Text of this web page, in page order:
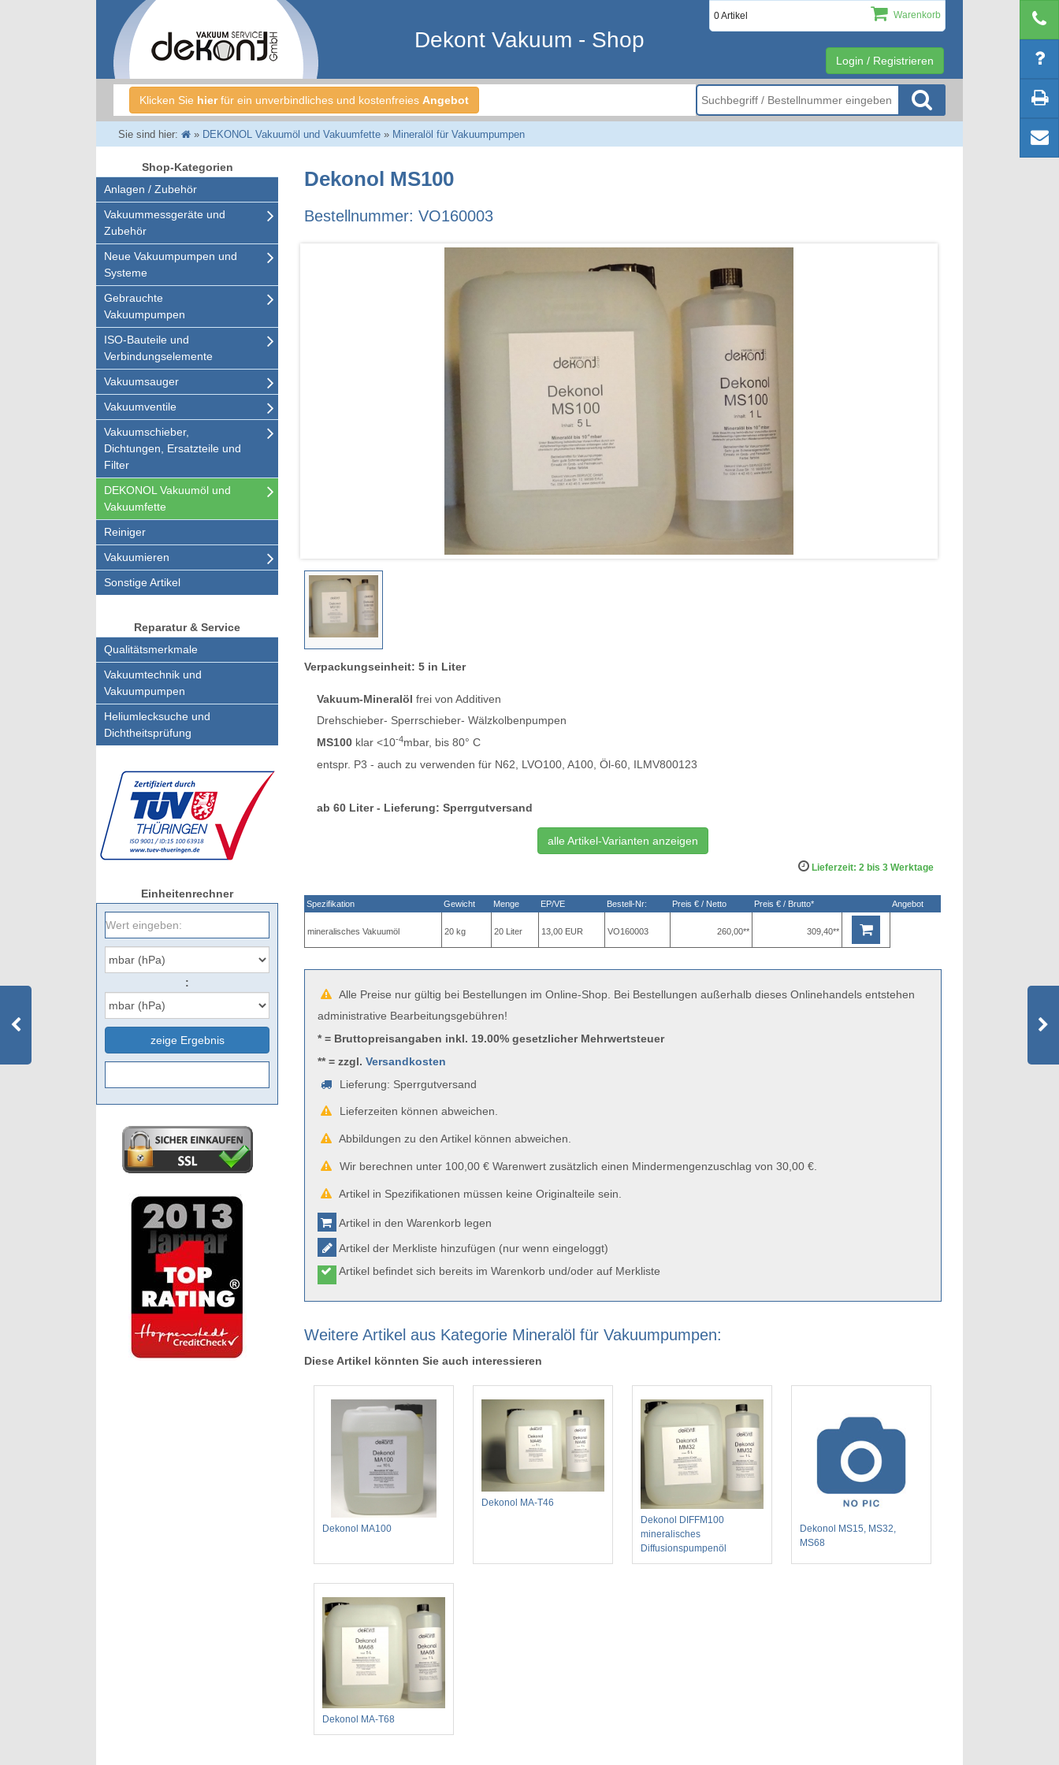
Login / Registrieren
0 Artikel Warenkorb
Dekont Vakuum - Shop
Klicken Sie hierfür ein unverbindliches und kostenfreies Angebot
Sie sind hier: » DEKONOL Vakuumöl und Vakuumfette» Mineralöl für Vakuumpumpen
Shop-Kategorien
Anlagen / Zubehör
Vakuummessgeräte und
Zubehör
Neue Vakuumpumpen und
Systeme
Gebrauchte
Vakuumpumpen
ISO-Bauteile und
Verbindungselemente
Vakuumsauger
Vakuumventile
Vakuumschieber,
Dichtungen, Ersatzteile und
Filter
DEKONOL Vakuumöl und
Vakuumfette
Reiniger
Vakuumieren
Sonstige Artikel
Reparatur & Service
Qualitätsmerkmale
Vakuumtechnik und
Vakuumpumpen
Heliumlecksuche und
Dichtheitsprüfung
Einheitenrechner
:
zeige Ergebnis
Dekonol MS100
Bestellnummer: VO160003
Verpackungseinheit: 5 in Liter
Vakuum-Mineralölfrei von Additiven
Drehschieber- Sperrschieber- Wälzkolbenpumpen
MS100 klar <10-4mbar, bis 80° C
entspr. P3 - auch zu verwenden für N62, LVO100, A100, Öl-60, ILMV800123
ab 60 Liter - Lieferung: Sperrgutversand
alle Artikel-Varianten anzeigen
Lieferzeit: 2 bis 3 Werktage
Spezifikation Gewicht Menge EP/VE Bestell-Nr: Preis € / Netto Preis € / Brutto* Angebot
mineralisches Vakuumöl 20 kg 20 Liter 13,00 EUR VO160003 260,00** 309,40**
Alle Preise nur gültig bei Bestellungen im Online-Shop. Bei Bestellungen außerhalb dieses Onlinehandels entstehen
administrative Bearbeitungsgebühren!
* = Bruttopreisangaben inkl. 19.00% gesetzlicher Mehrwertsteuer
** = zzgl.Versandkosten
Lieferung: Sperrgutversand
Lieferzeiten können abweichen.
Abbildungen zu den Artikel können abweichen.
Wir berechnen unter 100,00 € Warenwert zusätzlich einen Mindermengenzuschlag von 30,00 €.
Artikel in Spezifikationen müssen keine Originalteile sein.
Artikel in den Warenkorb legen
Artikel der Merkliste hinzufügen (nur wenn eingeloggt)
Artikel befindet sich bereits im Warenkorb und/oder auf Merkliste
Weitere Artikel aus Kategorie Mineralöl für Vakuumpumpen:
Diese Artikel könnten Sie auch interessieren
Dekonol MA100
Dekonol MA-T46
Dekonol DIFFM100
mineralisches
Diffusionspumpenöl
Dekonol MS15, MS32,
MS68
Dekonol MA-T68